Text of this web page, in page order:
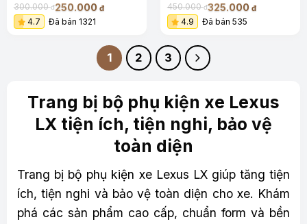
300.000đ250.000 đ
4.7 Đã bán 1321
450.000đ325.000 đ
4.9 Đã bán 535
1 2 3
Trang bị bộ phụ kiện xe Lexus
LX tiện ích, tiện nghi, bảo vệ
toàn diện
Trang bị bộ phụ kiện xe Lexus LX giúp tăng tiện
ích, tiện nghi và bảo vệ toàn diện cho xe. Khám
phá các sản phẩm cao cấp, chuẩn form và bền